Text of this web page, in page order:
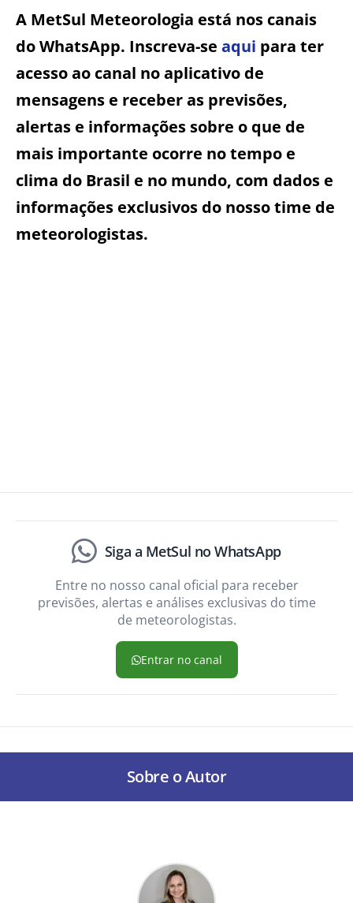
A MetSul Meteorologia está nos canais
do WhatsApp. Inscreva-se aqui para ter
acesso ao canal no aplicativo de
mensagens e receber as previsões,
alertas e informações sobre o que de
mais importante ocorre no tempo e
clima do Brasil e no mundo, com dados e
informações exclusivos do nosso time de
meteorologistas.
Siga a MetSul no WhatsApp
Entre no nosso canal oficial para receber
previsões, alertas e análises exclusivas do time
de meteorologistas.
Entrar no canal
Sobre o Autor